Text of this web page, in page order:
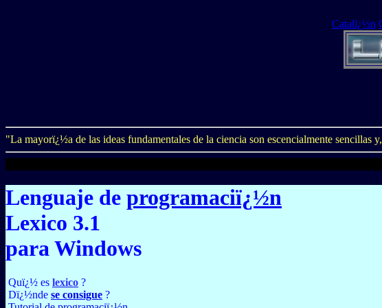
Catalï¿½n
"La mayorï¿½a de las ideas fundamentales de la ciencia son escencialmente
Lenguaje de programaciï¿½n
Lexico 3.1
para Windows
Quï¿½ es lexico ?
Dï¿½nde se consigue ?